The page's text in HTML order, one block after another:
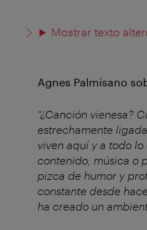
Mostrar texto
Agnes Palmisano
“¿Canción vienesa?
estrechamente
viven aquí y a todo
contenido, música o
pizca de humor y
constante desde
ha creado un